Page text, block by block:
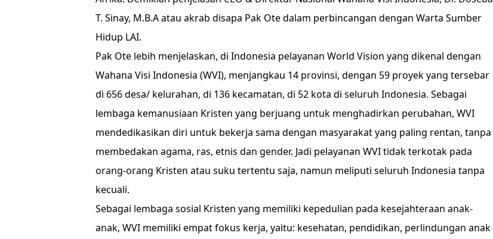
T. Sinay, M.B.A atau akrab disapa Pak Ote dalam perbincangan dengan Warta Sumber
Hidup LAI.
Pak Ote lebih menjelaskan, di Indonesia pelayanan World Vision yang dikenal dengan
Wahana Visi Indonesia (WVI), menjangkau 14 provinsi, dengan 59 proyek yang tersebar
di 656 desa/ kelurahan, di 136 kecamatan, di 52 kota di seluruh Indonesia. Sebagai
lembaga kemanusiaan Kristen yang berjuang untuk menghadirkan perubahan, WVI
mendedikasikan diri untuk bekerja sama dengan masyarakat yang paling rentan, tanpa
membedakan agama, ras, etnis dan gender. Jadi pelayanan WVI tidak terkotak pada
orang-orang Kristen atau suku tertentu saja, namun meliputi seluruh Indonesia tanpa
kecuali.
Sebagai lembaga sosial Kristen yang memiliki kepedulian pada kesejahteraan anak-
anak, WVI memiliki empat fokus kerja, yaitu: kesehatan, pendidikan, perlindungan anak